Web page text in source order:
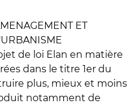
ET
de loi Elan en matière
dans le titre 1er du
plus, mieux et moins
notamment de